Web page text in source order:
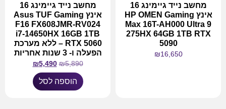
מחשב נייד גיימינג 16
אינץ HP OMEN Gaming
Max 16T-AH000 Ultra 9
275HX 64GB 1TB RTX
5090
₪16,650
מחשב נייד גיימינג 16
אינץ Asus TUF Gaming
F16 FX608JMR-RV024
i7-14650HX 16GB 1TB
RTX 5060 – ללא מערכת
הפעלה ו- 3 שנות אחריות
₪5,890
₪5,490
הוספה לסל